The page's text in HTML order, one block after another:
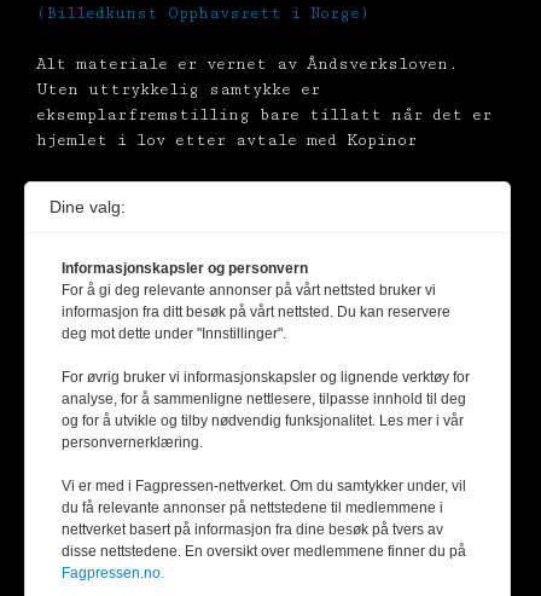
(Billedkunst Opphavsrett i Norge)
Alt materiale er vernet av Åndsverksloven.
Uten uttrykkelig samtykke er
eksemplarfremstilling bare tillatt når det er
hjemlet i lov etter avtale med Kopinor
Dine valg:
Informasjonskapsler og personvern
For å gi deg relevante annonser på vårt nettsted bruker vi
informasjon fra ditt besøk på vårt nettsted. Du kan reservere
deg mot dette under "Innstillinger".
For øvrig bruker vi informasjonskapsler og lignende verktøy for
analyse, for å sammenligne nettlesere, tilpasse innhold til deg
og for å utvikle og tilby nødvendig funksjonalitet. Les mer i vår
personvernerklæring.
Vi er med i Fagpressen-nettverket. Om du samtykker under, vil
du få relevante annonser på nettstedene til medlemmene i
nettverket basert på informasjon fra dine besøk på tvers av
disse nettstedene. En oversikt over medlemmene finner du på
Fagpressen.no.